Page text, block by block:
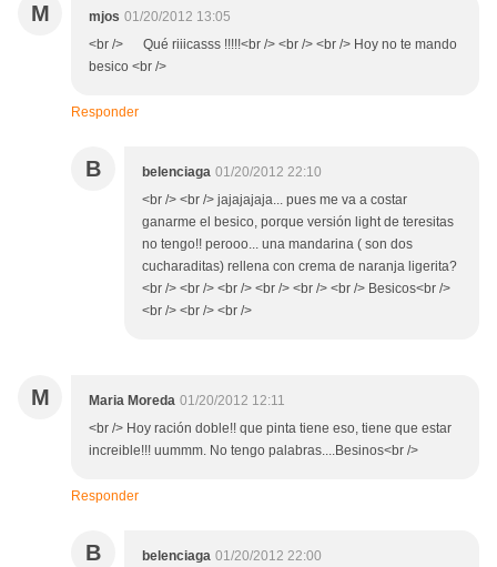
M mjos 01/20/2012 13:05
<br /> Qué riiicasss !!!!!<br /> <br /> <br /> Hoy no te mando
besico <br />
Responder
B belenciaga 01/20/2012 22:10
<br /> <br /> jajajajaja... pues me va a costar
ganarme el besico, porque versión light de teresitas
no tengo!! perooo... una mandarina ( son dos
cucharaditas) rellena con crema de naranja ligerita?
<br /> <br /> <br /> <br /> <br /> <br /> Besicos<br />
<br /> <br /> <br />
M Maria Moreda 01/20/2012 12:11
<br /> Hoy ración doble!! que pinta tiene eso, tiene que estar
increible!!! uummm. No tengo palabras....Besinos<br />
Responder
B belenciaga 01/20/2012 22:00